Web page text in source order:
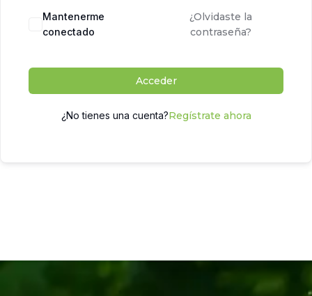
Mantenerme
conectado
¿Olvidaste la
contraseña?
Acceder
¿No tienes una cuenta?Regístrate ahora